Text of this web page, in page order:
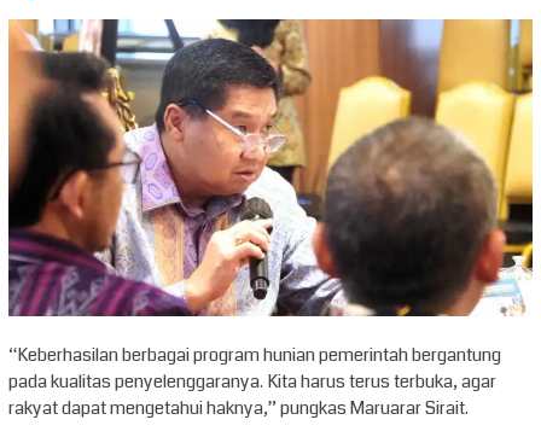
“Keberhasilan berbagai program hunian pemerintah bergantung
pada kualitas penyelenggaranya. Kita harus terus terbuka, agar
rakyat dapat mengetahui haknya,” pungkas Maruarar Sirait.